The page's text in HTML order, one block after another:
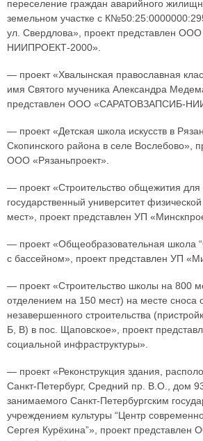
переселение граждан аварийного
земельном участке с
ул. Свердлова», проект представлен
НИИПРОЕКТ-2000».
— проект «Хвалынская православная
имя Святого мученика Александра
представлен ООО «САРАТОВЗАПСИБ-
— проект «Детская школа искусств в
Скопинского района в селе Вослебово»,
ООО «Рязаньпроект».
— проект «Строительство общежития для
государственный университет
мест», проект представлен УП
— проект «Общеобразовательная школа
с бассейном», проект представлен УП
— проект «Строительство школы на 800
отделением на 150 мест) на месте сноса
незавершенного строительства
Б, В) в пос. Щаповское», проект
социальной инфраструктуры».
— проект «Реконструкция здания,
Санкт-Петербург, Средний пр. В.О., дом
занимаемого Санкт-Петербургским
учреждением культуры “Центр
Сергея Курёхина”», проект